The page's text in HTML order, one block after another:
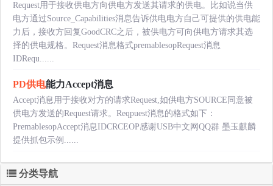
Request用于接收供电方向供电方发送其请求的供电。比如说当供
电方通过Source_Capabilities消息告诉供电电方自己可提供的供电能
力后，接收方回复GoodCRC之后，被供电方可向供电方请求其选
择的供电规格。Request消息格式premablesopRequest消息
IDRequ......
PD供电能力Accept消息
Accept消息用于接收对方的请求Request,如供电方SOURCE同意被
供电方发送的Request请求。Reqpuest消息的格式如下：
PremablesopAccept消息IDCRCEOP感谢USB中文网QQ群 墨玉麒麟
提供抓包示例......
分类导航